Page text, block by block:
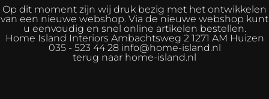
Op dit moment zijn wij druk bezig met het ontwikkelen
van een nieuwe webshop. Via de nieuwe webshop kunt
u eenvoudig en snel online artikelen bestellen.
Home Island Interiors Ambachtsweg 2 1271 AM Huizen
035 - 523 44 28 info@home-island.nl
terug naar home-island.nl